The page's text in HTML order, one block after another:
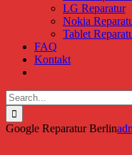
LG Reparatur
Nokia
Tablet
FAQ
Kontakt
Search
for:
Google Reparatur Berlin